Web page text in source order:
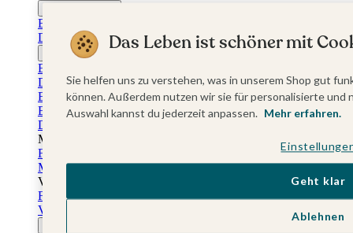
Einladungskarten Firmung
Dankeskarten Firmung
Jugendweihekarten
Einladungskarten Jugendweihe
Dankeskarten Jugendweihe
Einschulungskarten
Einladungskarten Einschulung
Danksagung Einschulung
Muttertag
Fotogeschenke Muttertag
Muttertagskarten
Vatertag
Fotogeschenke Vatertag
Vatertagskarten
Das Leben ist schöner mit
Sie helfen uns zu verstehen, was in unserem Shop gut
können. Außerdem nutzen wir sie für personalisierte
Auswahl kannst du jederzeit anpassen. Mehr erfahren.
Ablehnen
Geht klar